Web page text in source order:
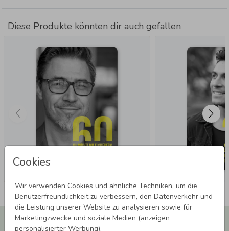
Cookies
Wir verwenden Cookies und ähnliche Techniken, um die
Benutzerfreundlichkeit zu verbessern, den Datenverkehr und
die Leistung unserer Website zu analysieren sowie für
Marketingzwecke und soziale Medien (anzeigen
personalisierter Werbung).
Diese Produkte könnten dir auch gefallen
Newsletter abonnieren und 5,00 € Rabatt**